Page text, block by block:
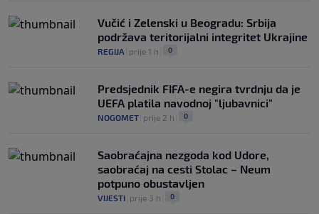
Vučić i Zelenski u Beogradu: Srbija
podržava teritorijalni integritet Ukrajine
REGIJA prije 1 h 0
Predsjednik FIFA-e negira tvrdnju da je
UEFA platila navodnoj "ljubavnici"
NOGOMET prije 2 h 0
Saobraćajna nezgoda kod Udore,
saobraćaj na cesti Stolac – Neum
potpuno obustavljen
VIJESTI prije 3 h 0